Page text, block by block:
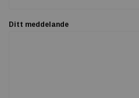
Ditt meddelande